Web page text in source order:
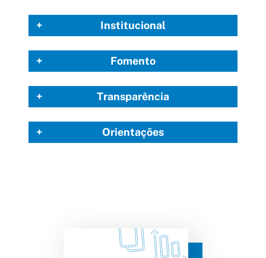
Institucional
Fomento
Transparência
Orientações